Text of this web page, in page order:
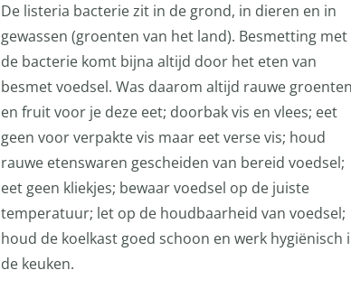
De listeria bacterie zit in de grond, in dieren en in
gewassen (groenten van het land). Besmetting met
de bacterie komt bijna altijd door het eten van
besmet voedsel. Was daarom altijd rauwe
en fruit voor je deze eet; doorbak vis en vlees; eet
geen voor verpakte vis maar eet verse vis; houd
rauwe etenswaren gescheiden van bereid voedsel;
eet geen kliekjes; bewaar voedsel op de juiste
temperatuur; let op de houdbaarheid van voedsel;
houd de koelkast goed schoon en werk hygiënisch
de keuken.